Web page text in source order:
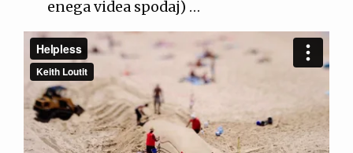
enega videa spodaj) …
Helpless from Keith Loutit onVimeo .